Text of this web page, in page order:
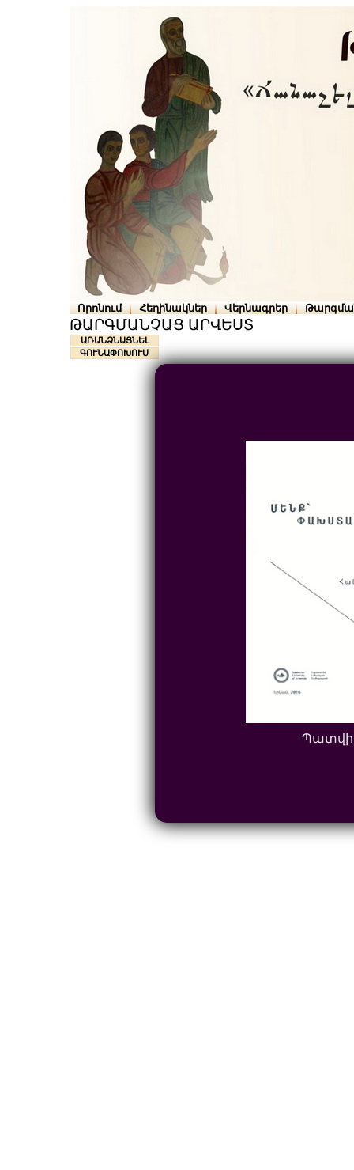
Որոնում Հեղինակներ Վերնագրեր
ԹԱՐԳՄԱՆՉԱՑ ԱՐՎԵՍՏ
ԱՌԱՆՁՆԱՑՆԵԼ
ԳՈՒՆԱՓՈԽՈՒՄ